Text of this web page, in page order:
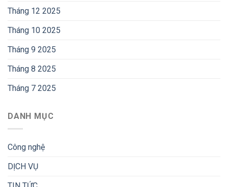
Tháng 12 2025
Tháng 10 2025
Tháng 9 2025
Tháng 8 2025
Tháng 7 2025
DANH MỤC
Công nghệ
DỊCH VỤ